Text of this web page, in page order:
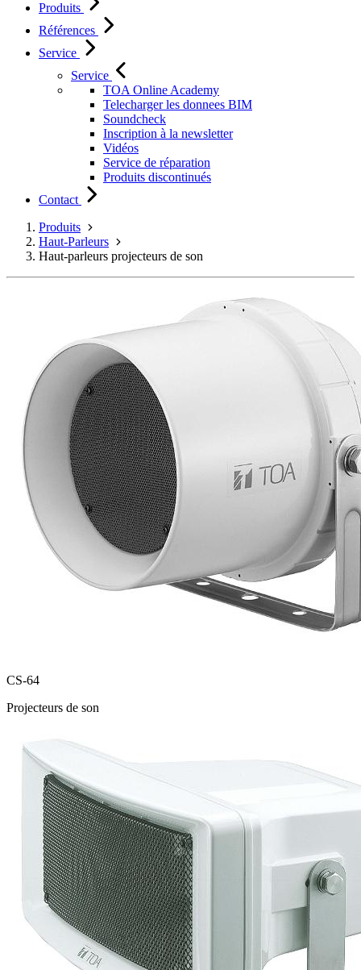
Produits
Références
Service
Service
TOA Online Academy
Telecharger les donnees BIM
Soundcheck
Inscription à la newsletter
Vidéos
Service de réparation
Produits discontinués
Contact
Produits
Haut-Parleurs
Haut-parleurs projecteurs de son
CS-64
Projecteurs de son